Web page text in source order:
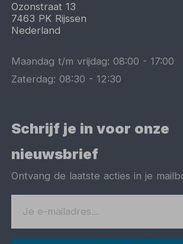
Ozonstraat 13
7463 PK Rijssen
Nederland
Maandag t/m vrijdag:08:00 -17:00
Zaterdag:08:30 -12:30
Schrijf je in voor onze
nieuwsbrief
Ontvang de laatste acties in je